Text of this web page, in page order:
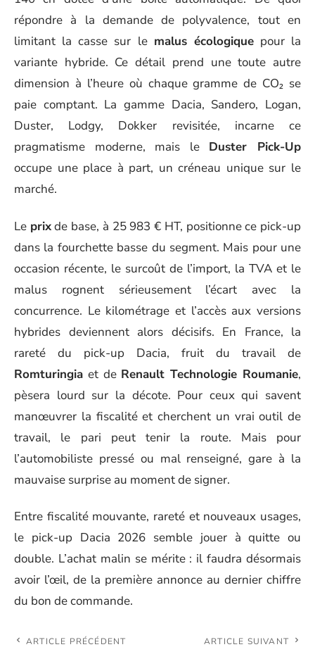
répondre à la demande de polyvalence, tout en
limitant la casse sur le malus écologiquepour la
variante hybride. Ce détail prend une toute autre
dimension à l’heure où chaque gramme de CO₂ se
paie comptant. La gamme Dacia, Sandero, Logan,
Duster, Lodgy, Dokker revisitée, incarne ce
pragmatisme moderne, mais le Duster Pick-Up
occupe une place à part, un créneau unique sur le
marché.
Le prixde base, à 25 983 € HT, positionne ce pick-up
dans la fourchette basse du segment. Mais pour une
occasion récente, le surcoût de l’import, la TVA et le
malus rognent sérieusement l’écart avec la
concurrence. Le kilométrage et l’accès aux versions
hybrides deviennent alors décisifs. En France, la
rareté du pick-up Dacia, fruit du travail de
Romturingia et de Renault Technologie Roumanie,
pèsera lourd sur la décote. Pour ceux qui savent
manœuvrer la fiscalité et cherchent un vrai outil de
travail, le pari peut tenir la route. Mais pour
l’automobiliste pressé ou mal renseigné, gare à la
mauvaise surprise au moment de signer.
Entre fiscalité mouvante, rareté et nouveaux usages,
le pick-up Dacia 2026 semble jouer à quitte ou
double. L’achat malin se mérite : il faudra désormais
avoir l’œil, de la première annonce au dernier chiffre
du bon de commande.
ARTICLE PRÉCÉDENT ARTICLE SUIVANT